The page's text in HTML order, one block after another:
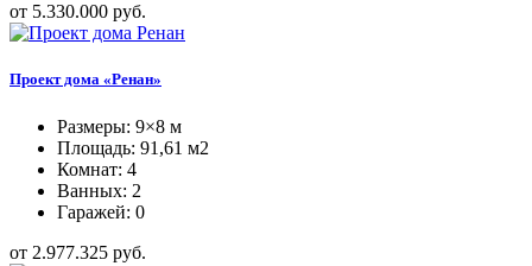
от 5.330.000 руб.
Проект дома «Ренан»
Размеры: 9×8 м
Площадь: 91,61 м2
Комнат: 4
Ванных: 2
Гаражей: 0
от 2.977.325 руб.